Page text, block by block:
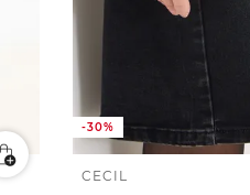
-30%
CECIL